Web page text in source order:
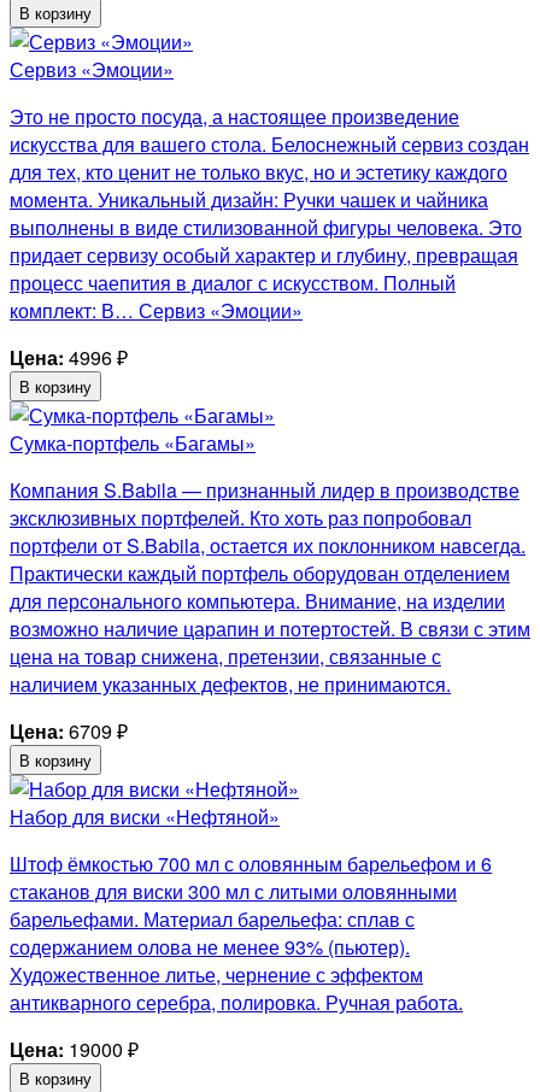
В корзину
Сервиз «Эмоции»
Это не просто посуда, а настоящее произведение
искусства для вашего стола. Белоснежный сервиз создан
для тех, кто ценит не только вкус, но и эстетику каждого
момента. Уникальный дизайн: Ручки чашек и чайника
выполнены в виде стилизованной фигуры человека. Это
придает сервизу особый характер и глубину, превращая
процесс чаепития в диалог с искусством. Полный
комплект: В… Сервиз «Эмоции»
Цена: 4996₽
В корзину
Сумка-портфель «Багамы»
Компания S.Babila — признанный лидер в производстве
эксклюзивных портфелей. Кто хоть раз попробовал
портфели от S.Babila, остается их поклонником навсегда.
Практически каждый портфель оборудован отделением
для персонального компьютера. Внимание, на изделии
возможно наличие царапин и потертостей. В связи с этим
цена на товар снижена, претензии, связанные с
наличием указанных дефектов, не принимаются.
Цена: 6709₽
В корзину
Набор для виски «Нефтяной»
Штоф ёмкостью 700 мл с оловянным барельефом и 6
стаканов для виски 300 мл с литыми оловянными
барельефами. Материал барельефа: сплав с
содержанием олова не менее 93% (пьютер).
Художественное литье, чернение с эффектом
антикварного серебра, полировка. Ручная работа.
Цена: 19000 ₽
В корзину